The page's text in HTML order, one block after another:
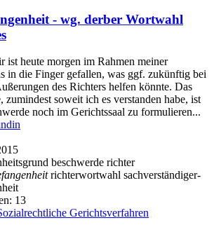
- wg. derber Wortwahl
heute morgen im Rahmen meiner
in die Finger gefallen, was ggf. zukünftig bei
des Richters helfen könnte. Das
soweit ich es verstanden habe, ist
noch im Gerichtssaal zu formulieren...
beschwerde richter
richterwortwahl sachverständiger-
13
Gerichtsverfahren